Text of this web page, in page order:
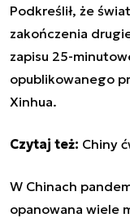
Podkreślił, że
zakończenia
zapisu 25-
opublikowanego
Xinhua.
Czytaj też: Chiny
W Chinach
opanowana wiele